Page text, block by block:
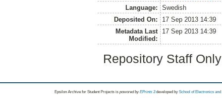
Language:
Swedish
Deposited On:
17 Sep 2013 14:39
Metadata Last
Modified:
17 Sep 2013 14:39
Repository Staff
Epsilon Archive for Student Projects is powored byEPrints 3 developed by School of Electronics